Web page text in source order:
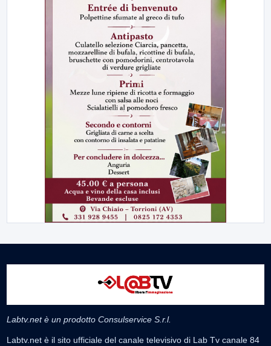
Labtv.net è un prodotto Consulservice S.r.l.
Labtv.net è il sito ufficiale del canale televisivo di Lab Tv canale 84